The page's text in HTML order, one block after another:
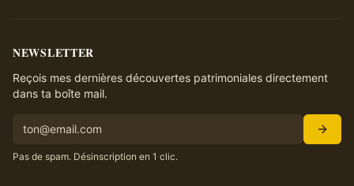
NEWSLETTER
Reçois mes dernières découvertes patrimoniales directement
dans ta boîte mail.
Pas de spam. Désinscription en 1 clic.